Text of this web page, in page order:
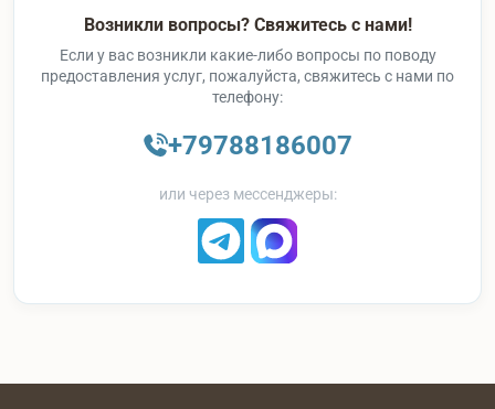
Возникли вопросы? Свяжитесь с нами!
Если у вас возникли какие-либо вопросы по поводу
предоставления услуг, пожалуйста, свяжитесь с нами по
телефону:
+79788186007
или через мессенджеры: